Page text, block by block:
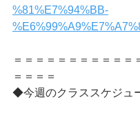
%81%E7%94%BB-
＝＝＝＝＝＝＝＝＝＝＝
＝＝＝＝
◆今週のクラススケジュ